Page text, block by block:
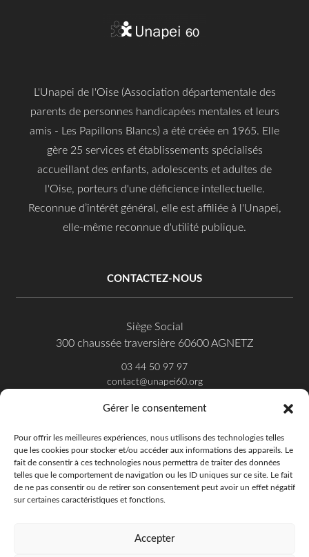
Gérer le consentement
Pour offrir les meilleures expériences, nous utilisons des technologies telles
que les cookies pour stocker et/ou accéder aux informations des appareils. Le
fait de consentir à ces technologies nous permettra de traiter des données
telles que le comportement de navigation ou les ID uniques sur ce site. Le fait
de ne pas consentir ou de retirer son consentement peut avoir un effet négatif
sur certaines caractéristiques et fonctions.
Accepter
L'Unapei de l'Oise (Association départementale des
parents de personnes handicapées mentales et leurs
amis - Les Papillons Blancs) a été créée en 1965. Elle
gère 25 services et établissements spécialisés
accueillant des enfants, adolescents et adultes de
l'Oise, porteurs d'une déficience intellectuelle.
Reconnue d’intérêt général, elle est affiliée à l'Unapei,
elle-même reconnue d'utilité publique.
CONTACTEZ-NOUS
Siège Social
300 chaussée traversière 60600 AGNETZ
03 44 50 97 97
contact@unapei60.org